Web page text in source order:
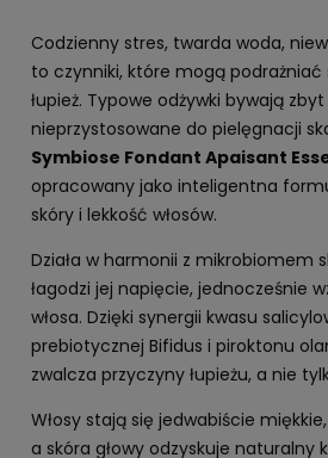
Codzienny stres, twarda woda,
to czynniki, które mogą podrażniać
łupież. Typowe odżywki bywają
nieprzystosowane do pielęgnacji
Symbiose Fondant Apaisant
opracowany jako inteligentna
skóry i lekkość włosów.
Działa w harmonii z mikrobiomem
łagodzi jej napięcie, jednocześnie
włosa. Dzięki synergii kwasu
prebiotycznej Bifidus i piroktonu
zwalcza przyczyny łupieżu, a nie
Włosy stają się jedwabiście
a skóra głowy odzyskuje naturalny